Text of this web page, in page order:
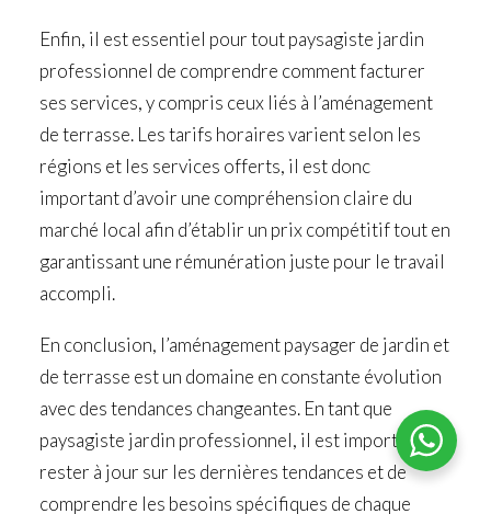
Enfin, il est essentiel pour tout paysagiste jardin
professionnel de comprendre comment facturer
ses services, y compris ceux liés à l’aménagement
de terrasse. Les tarifs horaires varient selon les
régions et les services offerts, il est donc
important d’avoir une compréhension claire du
marché local afin d’établir un prix compétitif tout en
garantissant une rémunération juste pour le travail
accompli.
En conclusion, l’aménagement paysager de jardin et
de terrasse est un domaine en constante évolution
avec des tendances changeantes. En tant que
paysagiste jardin professionnel, il est important de
rester à jour sur les dernières tendances et de
comprendre les besoins spécifiques de chaque